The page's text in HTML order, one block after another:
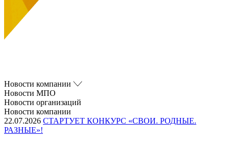
Новости компании
Новости МПО
Новости организаций
Новости компании
22.07.2026 СТАРТУЕТ КОНКУРС «СВОИ. РОДНЫЕ.
РАЗНЫЕ»!